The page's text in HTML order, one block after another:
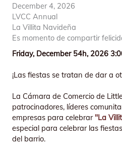
December 4, 2026
LVCC Annual
La Villita Navideña
Es momento de compartir
Friday, December 54h, 2026
¡Las fiestas se tratan de dar a
La Cámara de Comercio de
patrocinadores, líderes
empresas para celebrar "La
especial para celebrar las
del barrio.